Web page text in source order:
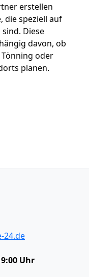
erstellen
die speziell auf
Diese
davon, ob
oder
planen.
24.de
Uhr